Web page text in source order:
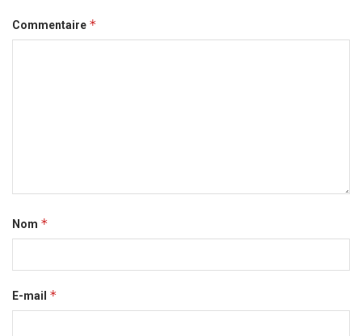
Commentaire *
Nom *
E-mail *